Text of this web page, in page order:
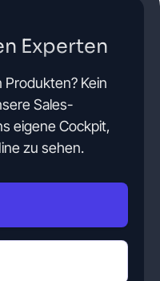
Experten
Kein
Sales-
eigene Cockpit,
zu sehen.